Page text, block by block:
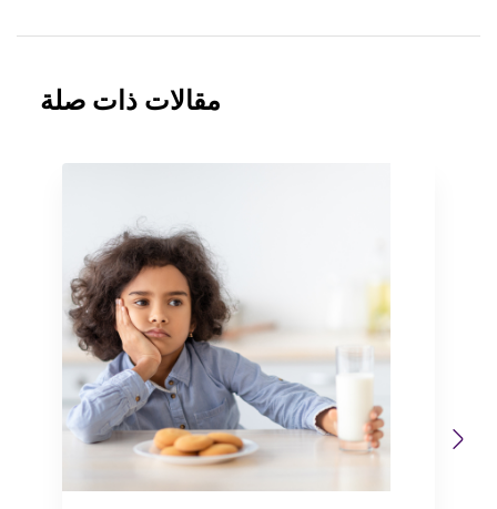
مقالات ذات صلة
Previous